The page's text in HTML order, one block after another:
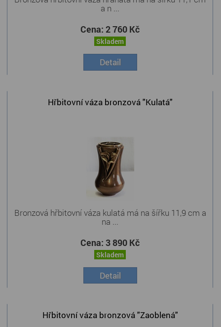
a n ...
Cena: 2 760 Kč
Skladem
Detail
Hřbitovní váza bronzová "Kulatá"
Bronzová hřbitovní váza kulatá má na šířku 11,9 cm a
na ...
Cena: 3 890 Kč
Skladem
Detail
Hřbitovní váza bronzová "Zaoblená"